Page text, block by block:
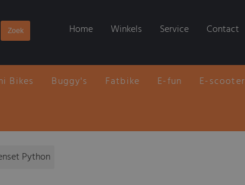
Home Winkels Service Contact
Bikes Buggy's Fatbike E-fun E-
Python